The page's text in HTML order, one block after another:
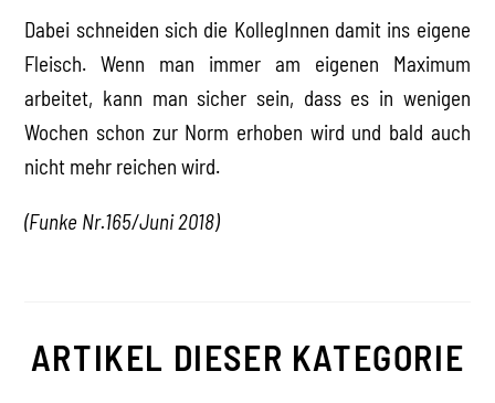
Dabei schneiden sich die KollegInnen damit ins eigene
Fleisch. Wenn man immer am eigenen Maximum
arbeitet, kann man sicher sein, dass es in wenigen
Wochen schon zur Norm erhoben wird und bald auch
nicht mehr reichen wird.
(Funke Nr.165/Juni 2018)
ARTIKEL DIESER KATEGORIE